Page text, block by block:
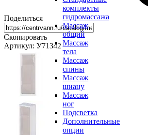
комплекты
гидромассажа
Массаж
общий
Массаж
тела
Массаж
спины
Массаж
шиацу
Массаж
ног
Подсветка
Дополнительные
опции
Поделиться
Скопировать
Артикул: У71342